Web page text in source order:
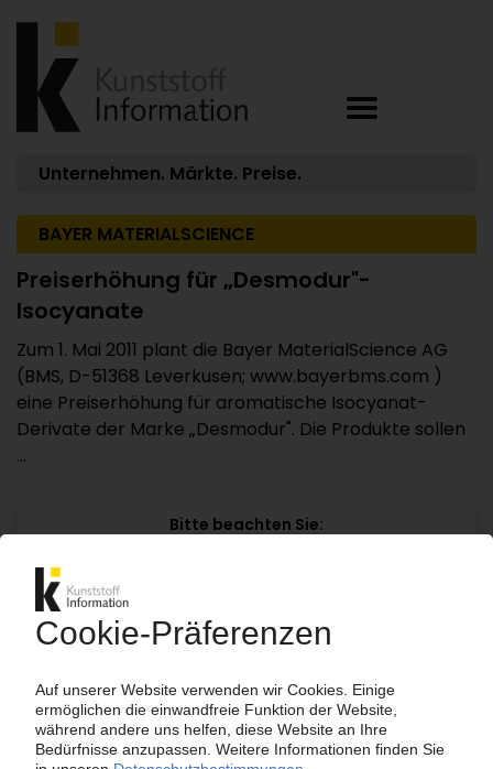
Unternehmen. Märkte. Preise.
BAYER MATERIALSCIENCE
Preiserhöhung für „Desmodur"-
Isocyanate
Zum 1. Mai 2011 plant die Bayer MaterialScience AG
(BMS, D-51368 Leverkusen; www.bayerbms.com )
eine Preiserhöhung für aromatische Isocyanat-
Derivate der Marke „Desmodur". Die Produkte sollen
...
Bitte beachten Sie:
Jetzt weiterlesen mit einem KI Abo:
Ihr KI Zugang
jährlich kündbar